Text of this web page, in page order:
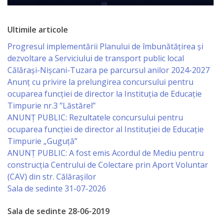
Comerţ
Specialist
în
Problemele
Tineretului
şi
Sportului
Specialist
pentru
Planificare,
Ultimile articole
Progresul implementării Planului de îmbunătățirea și
dezvoltare a Serviciului de transport public local
Călărași-Nișcani-Tuzara pe parcursul anilor 2024-2027
Anunț cu privire la prelungirea concursului pentru
ocuparea funcţiei de director la Instituția de Educație
Timpurie nr.3 ”Lăstărel”
ANUNȚ PUBLIC: Rezultatele concursului pentru
ocuparea funcției de director al Instituției de Educație
Timpurie „Guguță”
ANUNȚ PUBLIC: A fost emis Acordul de Mediu pentru
construcția Centrului de Colectare prin Aport Voluntar
(CAV) din str. Călărașilor
Sala de sedinte 31-07-2026
Sala de sedinte 28-06-2019